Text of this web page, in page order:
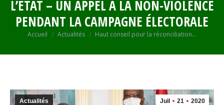
L’ETAT – UN APPEL À LA NON-VIOLENCE
PENDANT LA CAMPAGNE ÉLECTORALE
Vous êtes ici :
Accueil Actualités Haut conseil pour la réconciliation…
Juil 21 2020
Actualités